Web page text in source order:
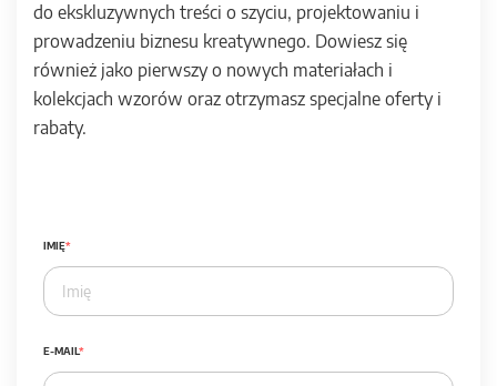
do ekskluzywnych treści o szyciu, projektowaniu i
prowadzeniu biznesu kreatywnego. Dowiesz się
również jako pierwszy o nowych materiałach i
kolekcjach wzorów oraz otrzymasz specjalne oferty i
rabaty.
IMIĘ
E-MAIL